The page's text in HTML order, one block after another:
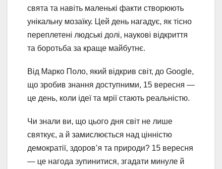
свята та навіть маленькі факти створюють
унікальну мозаїку. Цей день нагадує, як тісно
переплетені людські долі, наукові відкриття
та боротьба за краще майбутнє.
Від Марко Поло, який відкрив світ, до Google,
що зробив знання доступними, 15 вересня —
це день, коли ідеї та мрії стають реальністю.
Чи знали ви, що цього дня світ не лише
святкує, а й замислюється над цінністю
демократії, здоров’я та природи? 15 вересня
— це нагода зупинитися, згадати минуле й